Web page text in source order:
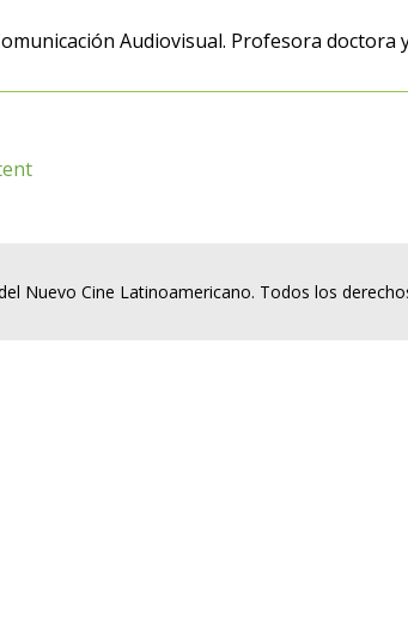
Audiovisual. Profesora doctora
Nuevo Cine Latinoamericano. Todos los